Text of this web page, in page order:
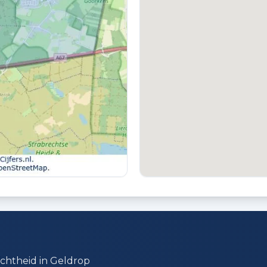
TUIN LIGGING
Gelegen op het oosten bereikbaar via
achterom
in Geldrop